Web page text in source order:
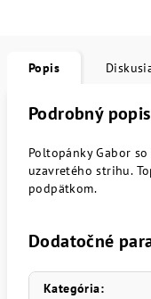
Popis
Podrobný popis
Poltopánky Gabor
uzavretého strihu.
podpätkom.
Dodatočné
Kategória: